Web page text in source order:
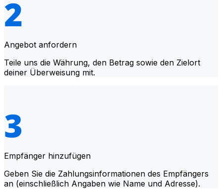
Angebot anfordern
Teile uns die Währung, den Betrag sowie den Zielort
deiner Überweisung mit.
Empfänger hinzufügen
Geben Sie die Zahlungsinformationen des Empfängers
an (einschließlich Angaben wie Name und Adresse).